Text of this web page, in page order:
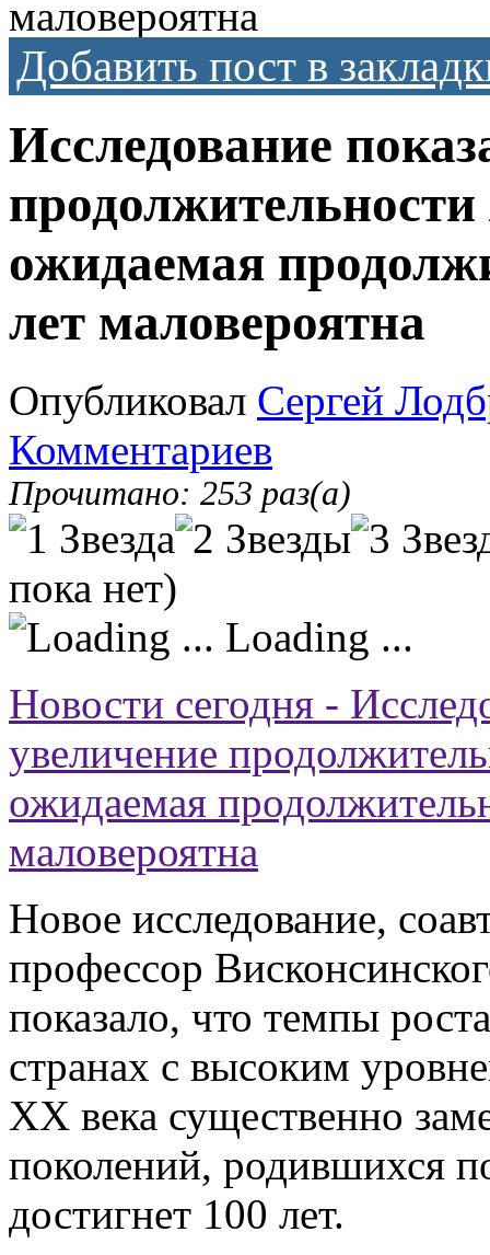
маловероятна
Добавить пост в
Исследование
ожидаемая
лет маловероятна
Опубликовал Сергей
Комментариев
Прочитано: 253 раз(а)
пока нет)
Loading ...
Новости сегодня -
увеличение
ожидаемая
маловероятна
Новое исследование,
профессор
показало, что темпы
странах с высоким
XX века существенно
поколений, родившихся
достигнет 100 лет.